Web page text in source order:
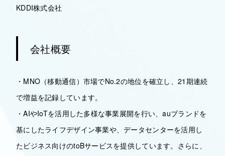
KDDI株式会社
会社概要
・MNO（移動通信）市場でNo.2の地位を確立し、21期連続
で増益を記録しています。
・AIやIoTを活用した多様な事業展開を行い、auブランドを
基にしたライフデザイン事業や、データセンターを活用し
たビジネス向けのtoBサービスを提供しています。さらに、